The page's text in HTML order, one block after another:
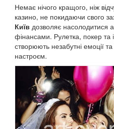
Немає нічого кращого, ніж
казино, не покидаючи свого
Київ дозволяє насолодитися
фінансами. Рулетка, покер та
створюють незабутні емоції
настроєм.